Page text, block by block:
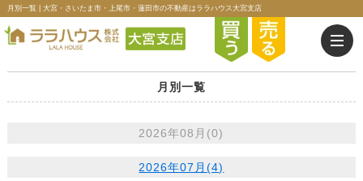
月別一覧 | 大宮・さいたま市・上尾市・蓮田市の不動産はララハウス大宮支店
月別一覧
2026年08月(0)
2026年07月(4)